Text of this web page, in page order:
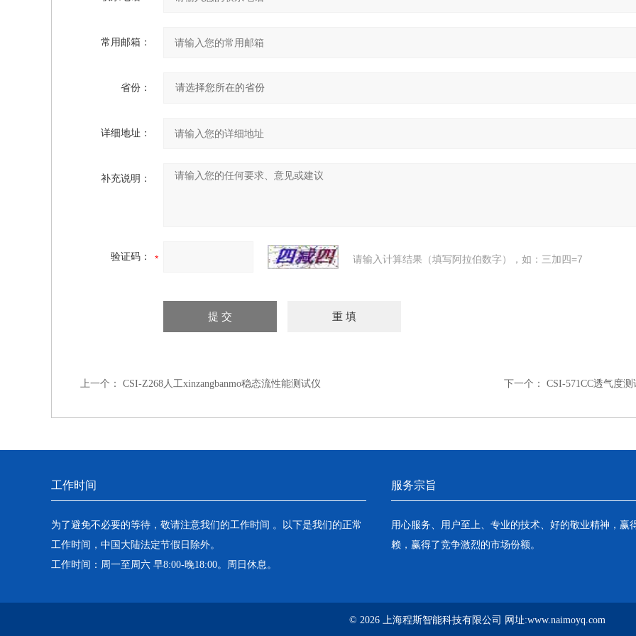
常用邮箱：
省份：
详细地址：
补充说明：
验证码： 请输入计算结果（填写阿拉伯数字），如：三加四=7
上一个： CSI-Z268人工xinzangbanmo稳态流性能测试仪 下一个： CSI-571CC透气度
工作时间
为了避免不必要的等待，敬请注意我们的工作时间 。以下是我们的正常
工作时间，中国大陆法定节假日除外。
工作时间：周一至周六 早8:00-晚18:00。周日休息。
服务宗旨
用心服务、用户至上、专业的技术、好的敬业精神，赢
赖，赢得了竞争激烈的市场份额。
© 2026 上海程斯智能科技有限公司 网址:www.naimoyq.com